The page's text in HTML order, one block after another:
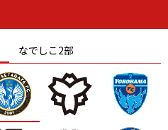
石人の星
静岡 愛媛Ｌ
なでしこ2部